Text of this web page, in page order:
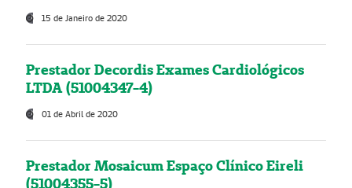
15 de Janeiro de 2020
Prestador Decordis Exames Cardiológicos
LTDA (51004347-4)
01 de Abril de 2020
Prestador Mosaicum Espaço Clínico Eireli
(51004355-5)